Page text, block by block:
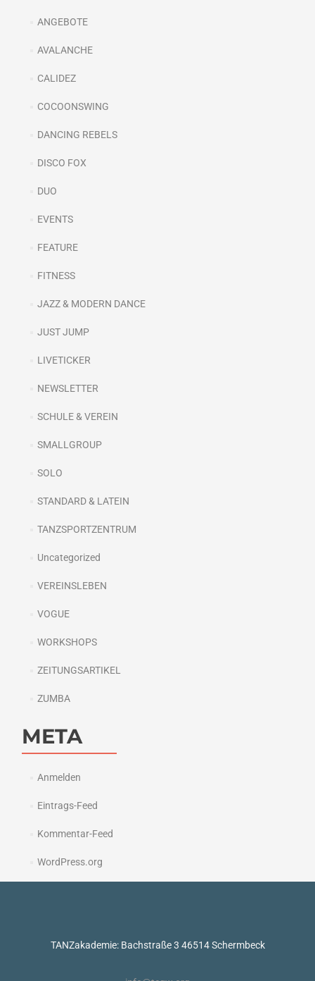
ANGEBOTE
AVALANCHE
CALIDEZ
COCOONSWING
DANCING REBELS
DISCO FOX
DUO
EVENTS
FEATURE
FITNESS
JAZZ & MODERN DANCE
JUST JUMP
LIVETICKER
NEWSLETTER
SCHULE & VEREIN
SMALLGROUP
SOLO
STANDARD & LATEIN
TANZSPORTZENTRUM
Uncategorized
VEREINSLEBEN
VOGUE
WORKSHOPS
ZEITUNGSARTIKEL
ZUMBA
META
Anmelden
Eintrags-Feed
Kommentar-Feed
WordPress.org
TANZakademie: Bachstraße 3 46514 Schermbeck